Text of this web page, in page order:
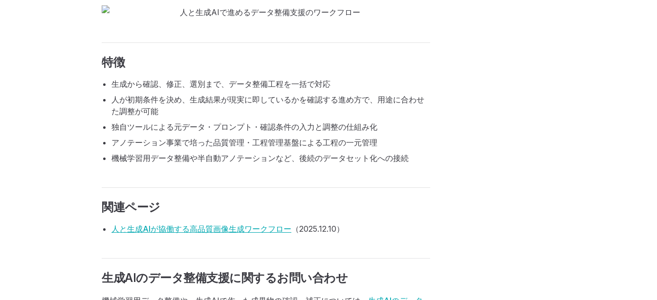
特徴
生成から確認、修正、選別まで、データ整備工程を一括で対応
人が初期条件を決め、生成結果が現実に即しているかを確認する進め方で、用途に合わせ
た調整が可能
独自ツールによる元データ・プロンプト・確認条件の入力と調整の仕組み化
アノテーション事業で培った品質管理・工程管理基盤による工程の一元管理
機械学習用データ整備や半自動アノテーションなど、後続のデータセット化への接続
関連ページ
人と生成AIが協働する高品質画像生成ワークフロー （2025.12.10）
生成AIのデータ整備支援に関するお問い合わせ